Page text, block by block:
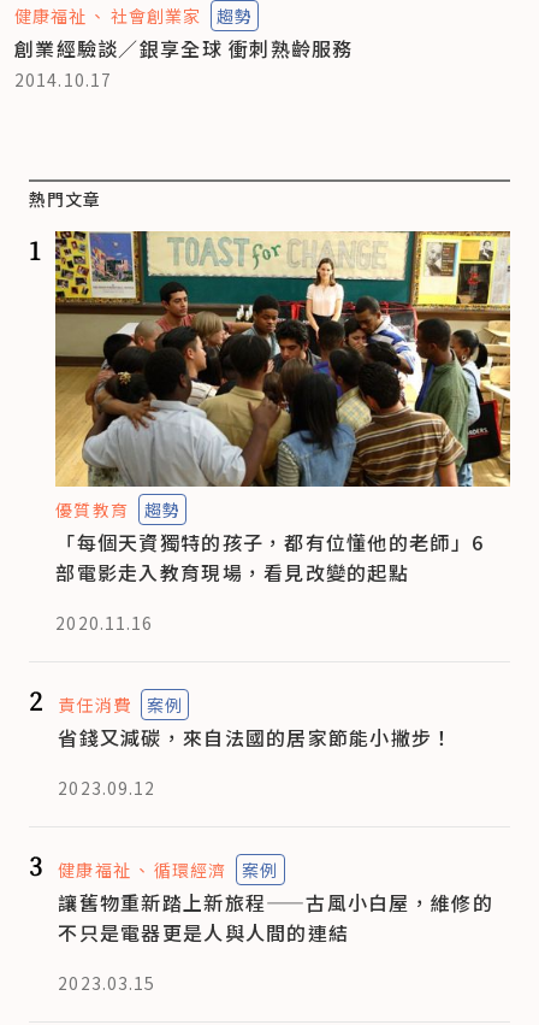
健康福祉 社會創業家 趨勢
創業經驗談／銀享全球 衝刺熟齡服務
2014.10.17
熱門文章
1
優質教育 趨勢
「每個天資獨特的孩子，都有位懂他的老師」6
部電影走入教育現場，看見改變的起點
2020.11.16
2 責任消費 案例
省錢又減碳，來自法國的居家節能小撇步！
2023.09.12
3 健康福祉 循環經濟 案例
讓舊物重新踏上新旅程——古風小白屋，維修的
不只是電器更是人與人間的連結
2023.03.15